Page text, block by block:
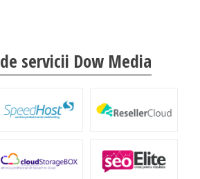
servicii Dow Media